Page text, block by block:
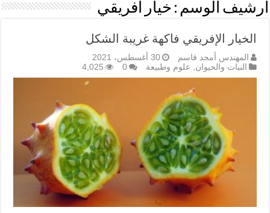
أرشيف الوسم : خيار افريقي
الخيار الإفريقي فاكهة غريبة الشكل
المهندس أمجد قاسم
30 أغسطس، 2021
النبات والحيوان, علوم وطبيعة 0
4,025